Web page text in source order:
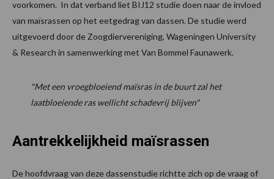
voorkomen. In dat verband liet BIJ12 studie doen naar de invloed
van maïsrassen op het eetgedrag van dassen. De studie werd
uitgevoerd door de Zoogdiervereniging, Wageningen University
& Research in samenwerking met Van Bommel Faunawerk.
"Met een vroegbloeiend maïsras in de buurt zal het
laatbloeiende ras wellicht schadevrij blijven"
Aantrekkelijkheid maïsrassen
De hoofdvraag van deze dassenstudie richtte zich op de vraag of